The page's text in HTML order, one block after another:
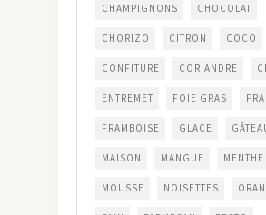
CHAMPIGNONS CHOCOLAT
CHORIZO CITRON COCO
CONFITURE CORIANDRE
ENTREMET FOIE GRAS
FRAMBOISE GLACE
MAISON MANGUE MENTHE
MOUSSE NOISETTES